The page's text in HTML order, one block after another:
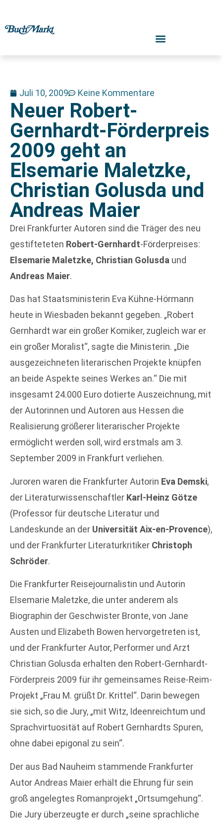
Juli 10, 2009 Keine Kommentare
Neuer Robert-
Gernhardt-Förderpreis
2009 geht an
Elsemarie Maletzke,
Christian Golusda und
Andreas Maier
Drei Frankfurter Autoren sind die Träger des neu
gestifteteten Robert-Gernhardt-Förderpreises:
Elsemarie Maletzke, Christian Golusda und
Andreas Maier.
Das hat Staatsministerin Eva Kühne-Hörmann
heute in Wiesbaden bekannt gegeben. „Robert
Gernhardt war ein großer Komiker, zugleich war er
ein großer Moralist“, sagte die Ministerin. „Die
ausgezeichneten literarischen Projekte knüpfen
an beide Aspekte seines Werkes an.“ Die mit
insgesamt 24.000 Euro dotierte Auszeichnung, mit
der Autorinnen und Autoren aus Hessen die
Realisierung größerer literarischer Projekte
ermöglicht werden soll, wird erstmals am 3.
September 2009 in Frankfurt verliehen.
Juroren waren die Frankfurter Autorin Eva Demski,
der Literaturwissenschaftler Karl-Heinz Götze
(Professor für deutsche Literatur und
Landeskunde an der Universität Aix-en-Provence),
und der Frankfurter Literaturkritiker Christoph
Schröder.
Die Frankfurter Reisejournalistin und Autorin
Elsemarie Maletzke, die unter anderem als
Biographin der Geschwister Bronte, von Jane
Austen und Elizabeth Bowen hervorgetreten ist,
und der Frankfurter Autor, Performer und Arzt
Christian Golusda erhalten den Robert-Gernhardt-
Förderpreis 2009 für ihr gemeinsames Reise-Reim-
Projekt „Frau M. grüßt Dr. Krittel“. Darin bewegen
sie sich, so die Jury, „mit Witz, Ideenreichtum und
Sprachvirtuosität auf Robert Gernhardts Spuren,
ohne dabei epigonal zu sein“.
Der aus Bad Nauheim stammende Frankfurter
Autor Andreas Maier erhält die Ehrung für sein
groß angelegtes Romanprojekt „Ortsumgehung“.
Die Jury überzeugte er durch „seine sprachliche